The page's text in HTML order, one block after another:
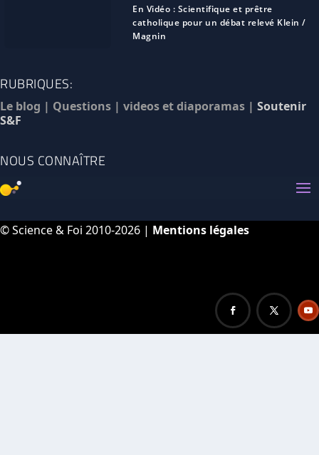
En Vidéo : Scientifique et prêtre
catholique pour un débat relevé Klein /
Magnin
RUBRIQUES:
Le blog | Questions | videos et diaporamas | Soutenir
S&F
NOUS CONNAÎTRE
© Science & Foi 2010-2026 | Mentions légales